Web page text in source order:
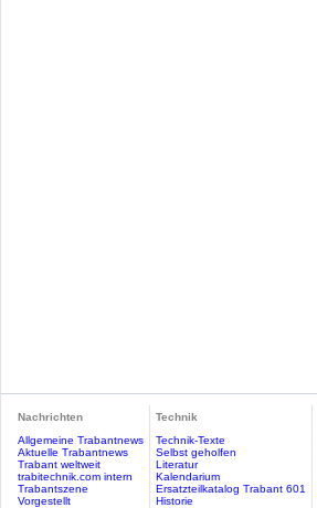
Nachrichten
Allgemeine Trabantnews
Aktuelle Trabantnews
Trabant weltweit
trabitechnik.com intern
Trabantszene
Vorgestellt
Technik
Technik-Texte
Selbst geholfen
Literatur
Kalendarium
Ersatzteilkatalog Trabant 601
Historie